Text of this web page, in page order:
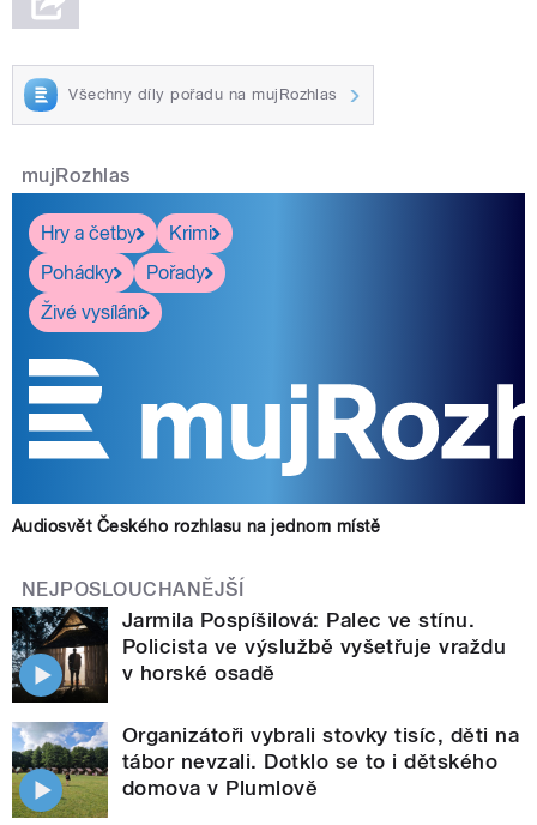
Všechny díly pořadu na mujRozhlas
mujRozhlas
Hry a četby
Krimi
Pohádky
Pořady
Živé vysílání
Audiosvět Českého rozhlasu na jednom místě
NEJPOSLOUCHANĚJŠÍ
Jarmila Pospíšilová: Palec ve stínu.
Policista ve výslužbě vyšetřuje vraždu
v horské osadě
Organizátoři vybrali stovky tisíc, děti na
tábor nevzali. Dotklo se to i dětského
domova v Plumlově